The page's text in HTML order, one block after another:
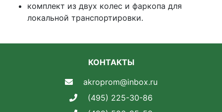
комплект из двух колес и фаркопа для
локальной транспортировки.
КОНТАКТЫ
akroprom@inbox.ru
(495) 225-30-86